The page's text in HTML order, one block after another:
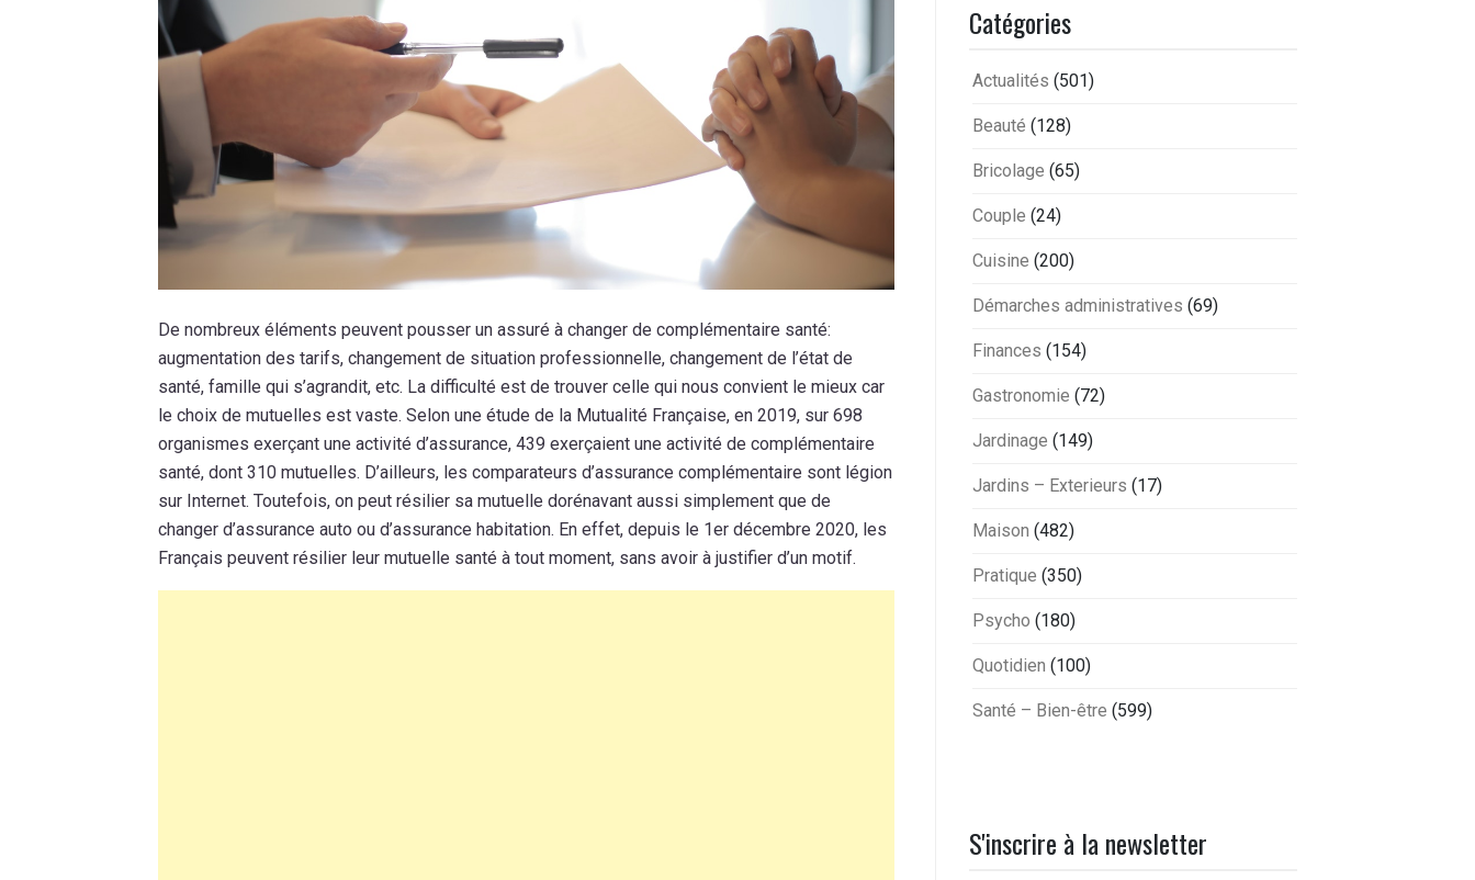
De nombreux éléments peuvent pousser un assuré à changer de complémentaire santé:
augmentation des tarifs, changement de situation professionnelle, changement de l’état de
santé, famille qui s’agrandit, etc. La difficulté est de trouver celle qui nous convient le mieux car
le choix de mutuelles est vaste. Selon une étude de la Mutualité Française, en 2019, sur 698
organismes exerçant une activité d’assurance, 439 exerçaient une activité de complémentaire
santé, dont 310 mutuelles. D’ailleurs, les comparateurs d’assurance complémentaire sont légion
sur Internet. Toutefois, on peut résilier sa mutuelle dorénavant aussi simplement que de
changer d’assurance auto ou d’assurance habitation. En effet, depuis le 1er décembre 2020, les
Français peuvent résilier leur mutuelle santé à tout moment, sans avoir à justifier d’un motif.
Catégories
Actualités (501)
Beauté (128)
Bricolage (65)
Couple (24)
Cuisine (200)
Démarches administratives (69)
Finances (154)
Gastronomie (72)
Jardinage (149)
Jardins – Exterieurs (17)
Maison (482)
Pratique (350)
Psycho (180)
Quotidien (100)
Santé – Bien-être (599)
S'inscrire à la newsletter